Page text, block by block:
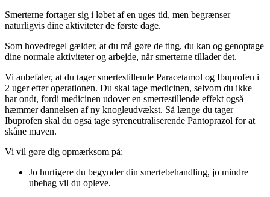
Smerterne fortager sig i løbet af en uges tid, men begrænser
naturligvis dine aktiviteter de første dage.
Som hovedregel gælder, at du må gøre de ting, du kan og genoptage
dine normale aktiviteter og arbejde, når smerterne tillader det.
Vi anbefaler, at du tager smertestillende Paracetamol og Ibuprofen i
2 uger efter operationen. Du skal tage medicinen, selvom du ikke
har ondt, fordi medicinen udover en smertestillende effekt også
hæmmer dannelsen af ny knogleudvækst. Så længe du tager
Ibuprofen skal du også tage syreneutraliserende Pantoprazol for at
skåne maven.
Vi vil gøre dig opmærksom på:
Jo hurtigere du begynder din smertebehandling, jo mindre
ubehag vil du opleve.